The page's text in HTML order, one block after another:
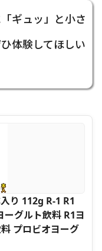
ギュッ」と小さ
体験してほしい
り 112g R-1 R1
グルト飲料 R1ヨ
プロビオヨーグ